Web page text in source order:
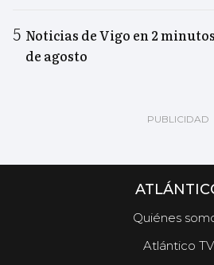
Noticias de Vigo en 2
de agosto
Quiénes
Atlántico TV